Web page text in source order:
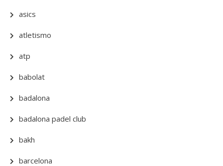
asics
atletismo
atp
babolat
badalona
badalona padel club
bakh
barcelona